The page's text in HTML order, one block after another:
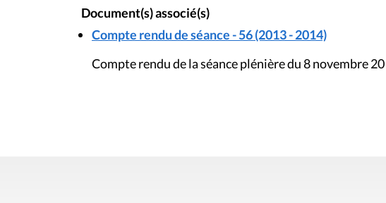
Document(s) associé(s)
Compte rendu de séance - 56 (2013 - 2014)
Compte rendu de la séance plénière du 8 novembre